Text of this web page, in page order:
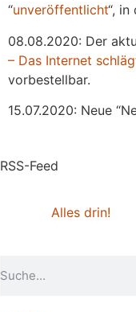
“unveröffentlicht“, in
08.08.2020: Der
– Das Internet
vorbestellbar.
15.07.2020: Neue
RSS-Feed
Alles drin!